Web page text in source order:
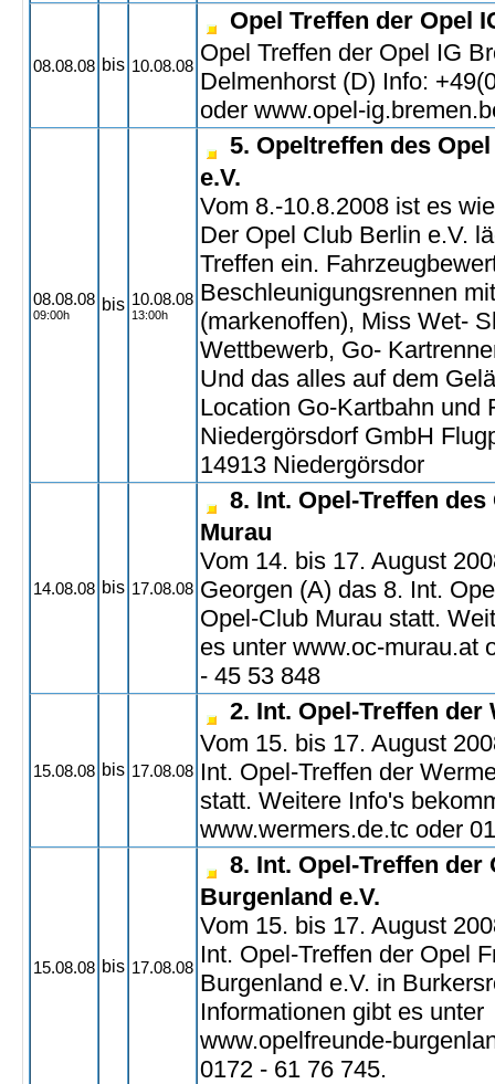
08.08.08 bis 10.08.08
Opel Treffen der Opel
Opel Treffen der Opel IG
Delmenhorst (D) Info:
oder www.opel-
08.08.08
09:00h
bis 10.08.08
13:00h
5. Opeltreffen des
e.V.
Vom 8.-10.8.2008 ist es
Der Opel Club Berlin e.V.
Treffen ein.
Beschleunigungsrennen
(markenoffen), Miss Wet-
Wettbewerb, Go-
Und das alles auf dem
Location Go-Kartbahn und
Niedergörsdorf GmbH
14913 Niedergörsdor
14.08.08 bis 17.08.08
8. Int. Opel-Treffen des
Murau
Vom 14. bis 17. August
Georgen (A) das 8. Int.
Opel-Club Murau statt.
es unter www.oc-murau.at
- 45 53 848
15.08.08 bis 17.08.08
2. Int. Opel-Treffen der
Vom 15. bis 17. August
Int. Opel-Treffen der
statt. Weitere Info's
www.wermers.de.tc oder
15.08.08 bis 17.08.08
8. Int. Opel-Treffen der
Burgenland e.V.
Vom 15. bis 17. August
Int. Opel-Treffen der Opel
Burgenland e.V. in
Informationen gibt es unter
www.opelfreunde-
0172 - 61 76 745.